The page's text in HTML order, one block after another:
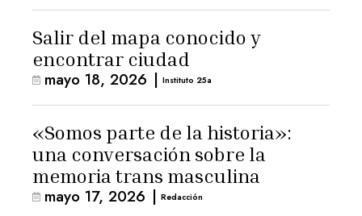
Salir del mapa conocido y
encontrar ciudad
mayo 18, 2026 | Instituto 25a
«Somos parte de la historia»:
una conversación sobre la
memoria trans masculina
mayo 17, 2026 | Redacción